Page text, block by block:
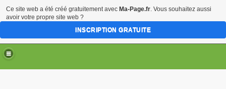
Ce site web a été créé gratuitement avec Ma-Page.fr. Vous souhaitez aussi
avoir votre propre site web ?
INSCRIPTION GRATUITE